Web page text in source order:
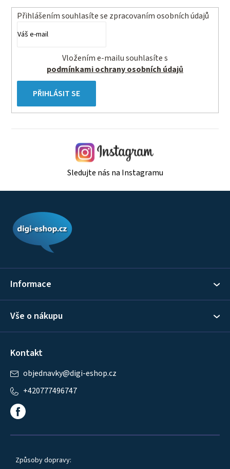
Přihlášením souhlasíte se zpracovaním osobních údajů
podmínkami ochrany osobních údajů
PŘIHLÁSIT SE
Sledujte nás na Instagramu
Informace
Vše o nákupu
Kontakt
objednavky@digi-eshop.cz
+420777496747
Způsoby dopravy: